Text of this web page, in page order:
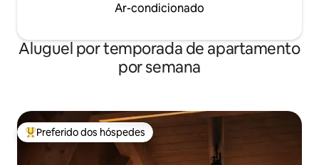
Ar-condicionado
Aluguel por temporada de apartamento
por semana
Entre os melhores preferidos dos hóspedes
Preferido dos hóspedes